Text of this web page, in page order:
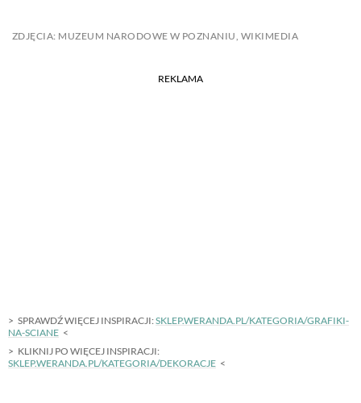
ZDJĘCIA: MUZEUM NARODOWE W POZNANIU, WIKIMEDIA
REKLAMA
SPRAWDŹ WIĘCEJ INSPIRACJI:SKLEP.WERANDA.PL/KATEGORIA/GRAFIKI-
NA-SCIANE
KLIKNIJ PO WIĘCEJ INSPIRACJI:
SKLEP.WERANDA.PL/KATEGORIA/DEKORACJE